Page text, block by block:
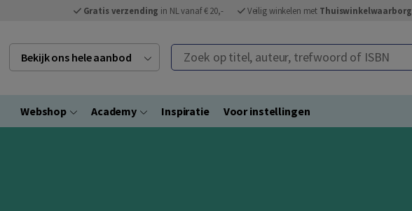
Gratis verzending in NL vanaf € 20,- Veilig winkelen met Thuiswinkelwaarborg
Bekijk ons hele aanbod Zoek op titel, auteur, trefwoord of ISBN
Webshop Academy Inspiratie Voor instellingen